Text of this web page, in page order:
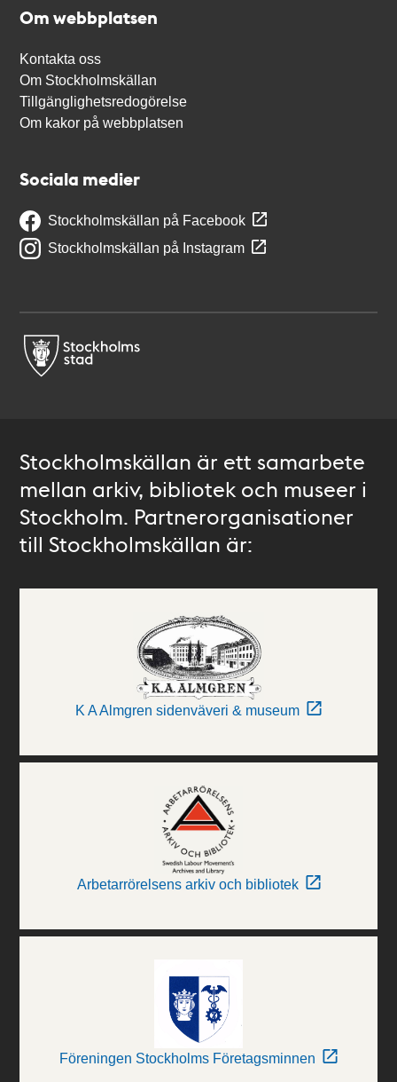
Om webbplatsen
Kontakta oss
Om Stockholmskällan
Tillgänglighetsredogörelse
Om kakor på webbplatsen
Sociala medier
Stockholmskällan på Facebook
Stockholmskällan på Instagram
Stockholmskällan är ett samarbete
mellan arkiv, bibliotek och museer i
Stockholm. Partnerorganisationer
till Stockholmskällan är:
K A Almgren sidenväveri & museum
Arbetarrörelsens arkiv och bibliotek
Föreningen Stockholms Företagsminnen